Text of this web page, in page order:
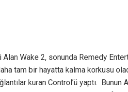
Wake 2, sonunda Remedy
tam bir hayatta kalma korkusu
kuran Control’ü yaptı.